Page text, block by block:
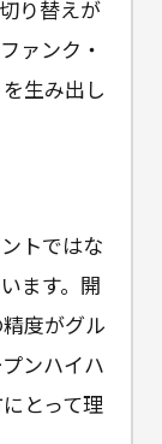
り替えが
ァンク・
生み出し
トではな
ます。開
度がグル
ンハイハ
とって理